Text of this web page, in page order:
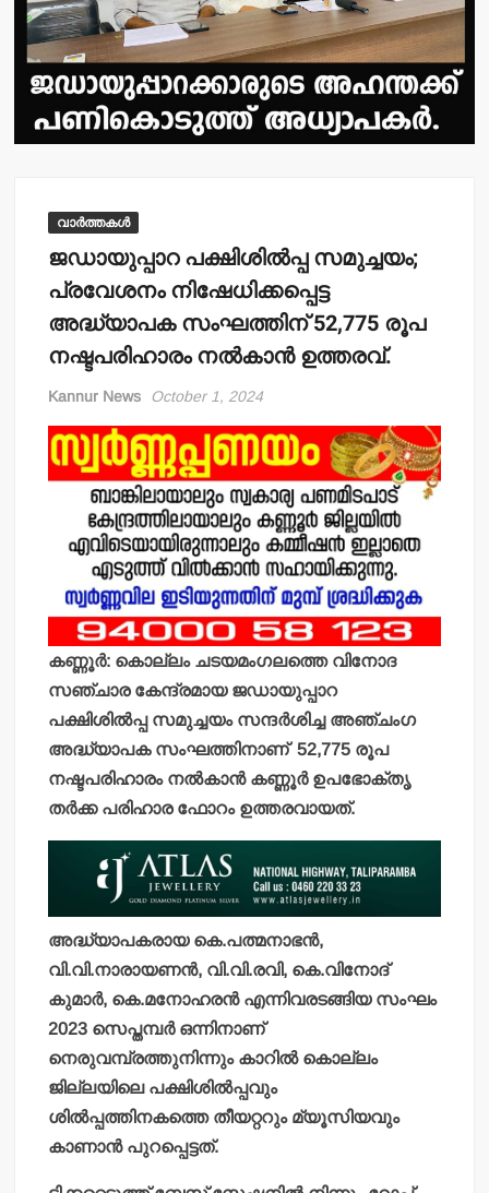
വാർത്തകൾ
ജഡായുപ്പാറ പക്ഷിശില്‍പ്പ സമുച്ചയം;
പ്രവേശനം നിഷേധിക്കപ്പെട്ട
അദ്ധ്യാപക സംഘത്തിന് 52,775 രൂപ
നഷ്ടപരിഹാരം നല്‍കാന്‍ ഉത്തരവ്.
Kannur News October 1, 2024
കണ്ണൂര്‍: കൊല്ലം ചടയമംഗലത്തെ വിനോദ
സഞ്ചാര കേന്ദ്രമായ ജഡായുപ്പാറ
പക്ഷിശില്‍പ്പ സമുച്ചയം സന്ദര്‍ശിച്ച അഞ്ചംഗ
അദ്ധ്യാപക സംഘത്തിനാണ്52,775 രൂപ
നഷ്ടപരിഹാരം നല്‍കാന്‍ കണ്ണൂര്‍ ഉപഭോക്തൃ
തര്‍ക്ക പരിഹാര ഫോറം ഉത്തരവായത്.
അദ്ധ്യാപകരായ കെ.പത്മനാഭന്‍,
വി.വി.നാരായണന്‍, വി.വി.രവി, കെ.വിനോദ്
കുമാര്‍, കെ.മനോഹരന്‍ എന്നിവരടങ്ങിയ സംഘം
2023 സെപ്തമ്പര്‍ ഒന്നിനാണ്
നെരുവമ്പ്രത്തുനിന്നും കാറില്‍ കൊല്ലം
ജില്ലയിലെ പക്ഷിശില്‍പ്പവും
ശില്‍പ്പത്തിനകത്തെ തീയറ്ററും മ്യൂസിയവും
കാണാന്‍ പുറപ്പെട്ടത്.